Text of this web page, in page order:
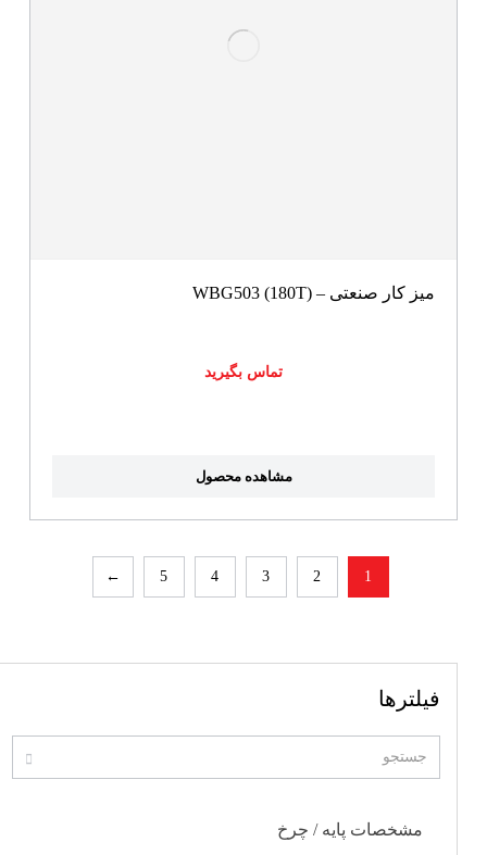
میز کار صنعتی – WBG503 (180T)
تماس بگیرید
مشاهده محصول
1
2
3
4
5
←
فیلترها
مشخصات پایه / چرخ